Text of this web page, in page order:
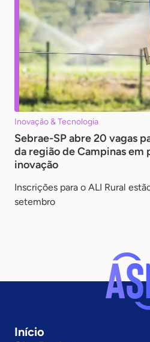
Inovação & Tecnologia
Sebrae-SP abre 20 vagas
da região de Campinas
inovação
Inscrições para o ALI Rural
setembro
Início